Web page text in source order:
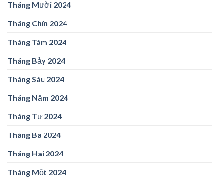
Tháng Mười 2024
Tháng Chín 2024
Tháng Tám 2024
Tháng Bảy 2024
Tháng Sáu 2024
Tháng Năm 2024
Tháng Tư 2024
Tháng Ba 2024
Tháng Hai 2024
Tháng Một 2024